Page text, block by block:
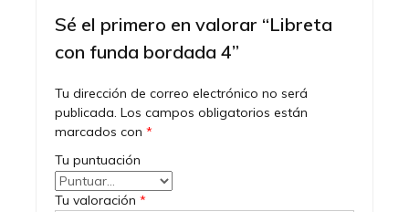
Sé el primero en valorar “Libreta
con funda bordada 4”
Tu dirección de correo electrónico no será
publicada. Los campos obligatorios están
marcados con *
Tu puntuación
Tu valoración *